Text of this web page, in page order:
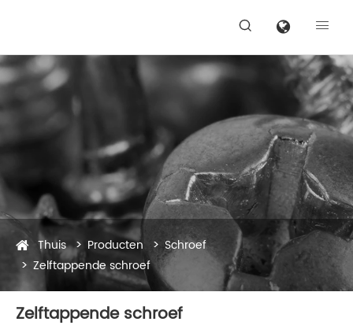
 
Thuis Producten
Schroef
Zelftappende schroef
Zelftappende schroef